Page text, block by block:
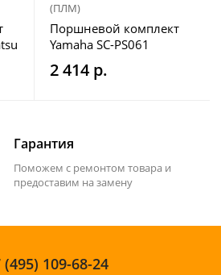
(ПЛМ)
Поршневой комплект
Yamaha SC-PS061
2 414 р.
Гарантия
Поможем с ремонтом товара и
предоставим на замену
(495) 109-68-24